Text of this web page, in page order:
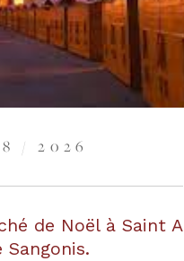
/ 2026
de Noël à Saint A
Sangonis.